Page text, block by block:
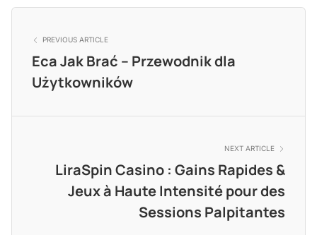
PREVIOUS ARTICLE
Eca Jak Brać – Przewodnik dla
Użytkowników
NEXT ARTICLE
LiraSpin Casino : Gains Rapides &
Jeux à Haute Intensité pour des
Sessions Palpitantes